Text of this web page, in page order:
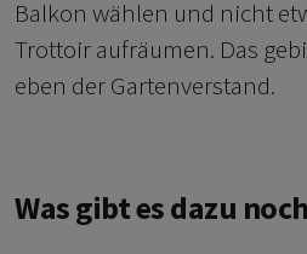
Balkon wählen und nicht
Trottoir aufräumen. Das
eben der Gartenverstand.
Was gibt es dazu